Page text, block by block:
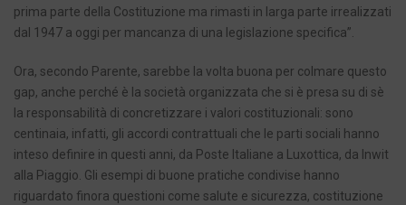
prima parte della Costituzione ma rimasti in larga parte irrealizzati
dal 1947 a oggi per mancanza di una legislazione specifica”.
Ora, secondo Parente, sarebbe la volta buona per colmare questo
gap, anche perché è la società organizzata che si è presa su di sè
la responsabilità di concretizzare i valori costituzionali: sono
centinaia, infatti, gli accordi contrattuali che le parti sociali hanno
inteso definire in questi anni, da Poste Italiane a Luxottica, da Inwit
alla Piaggio. Gli esempi di buone pratiche condivise hanno
riguardato finora questioni come salute e sicurezza, costituzione